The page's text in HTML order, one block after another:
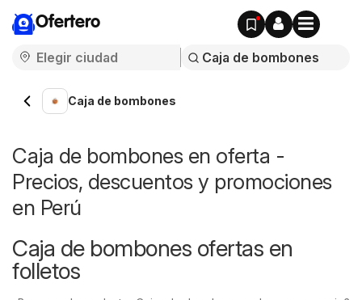
Ofertero
Caja de bombones
Caja de bombones en oferta -
Precios, descuentos y promociones
en Perú
Caja de bombones ofertas en
folletos